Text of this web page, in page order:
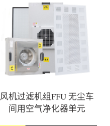
风机过滤机组FFU 无尘车
间用空气净化器单元